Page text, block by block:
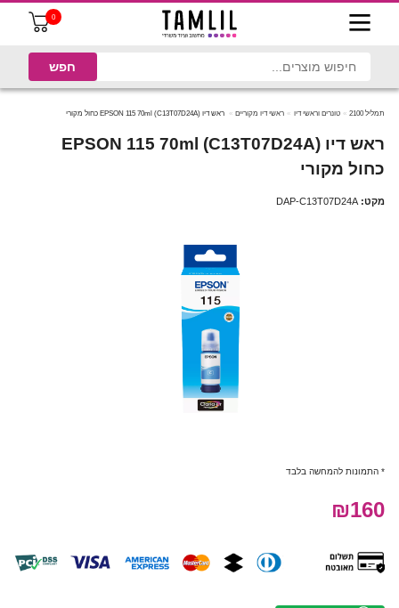
0
תמליל 2100 טונרים וראשי דיו ראשי דיו מקוריים ראש דיו (C13T07D24A) EPSON 115 70ml כחול מקורי
ראש דיו (C13T07D24A) EPSON 115 70ml
כחול מקורי
מקט: DAP-C13T07D24A
* התמונות להמחשה בלבד
₪160